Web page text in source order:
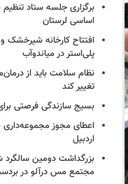
برگزاری جلسه ستاد تنظیم
اساسی لرستان
افتتاح کارخانه شیرخشک
پلی‌استر در میاندوآب
نظام سلامت باید از
تغییر کند
بسیج سازندگی فرصتی
اعطای مجوز
اردبیل
بزرگداشت دومین
مجتمع مس درآلو در